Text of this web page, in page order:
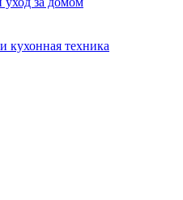
кухонная техника